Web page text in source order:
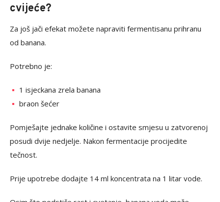
cvijeće?
Za još jači efekat možete napraviti fermentisanu prihranu
od banana.
Potrebno je:
1 isjeckana zrela banana
braon šećer
Pomješajte jednake količine i ostavite smjesu u zatvorenoj
posudi dvije nedjelje. Nakon fermentacije procijedite
tečnost.
Prije upotrebe dodajte 14 ml koncentrata na 1 litar vode.